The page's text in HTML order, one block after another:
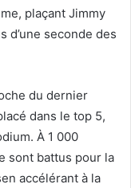
plaçant Jimmy
d’une seconde des
du dernier
dans le top 5,
À 1 000
sont battus pour la
accélérant à la